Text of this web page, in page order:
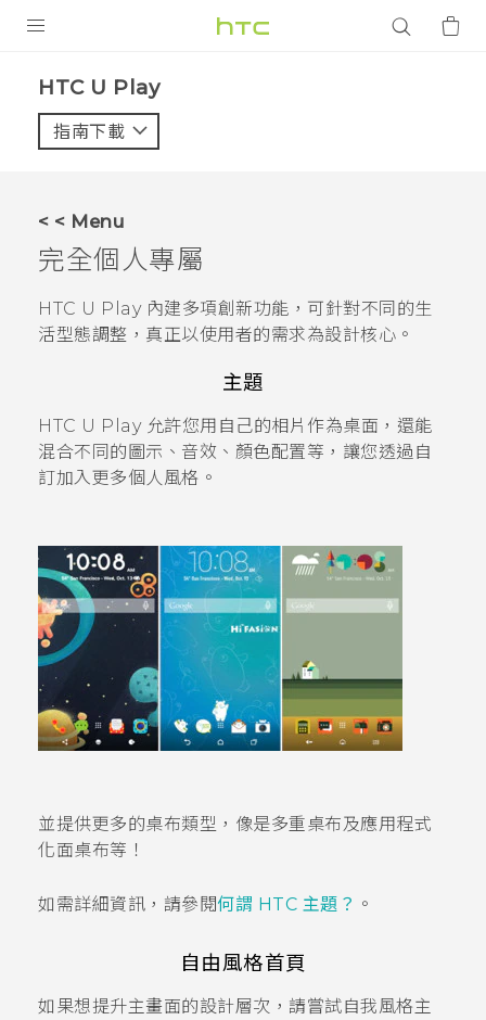
VIVE
應用程式
登入
HTC U Play‎
指南下載
< < Menu
完全個人專屬
HTC U Play內建多項創新功能，可針對不同的生
活型態調整，真正以使用者的需求為設計核心。
主題
HTC U Play允許您用自己的相片作為桌面，還能
混合不同的圖示、音效、顏色配置等，讓您透過自
訂加入更多個人風格。
並提供更多的桌布類型，像是多重桌布及應用程式
化面桌布等！
如需詳細資訊，請參閱何謂 HTC 主題？ 。
自由風格首頁
如果想提升主畫面的設計層次，請嘗試自我風格主